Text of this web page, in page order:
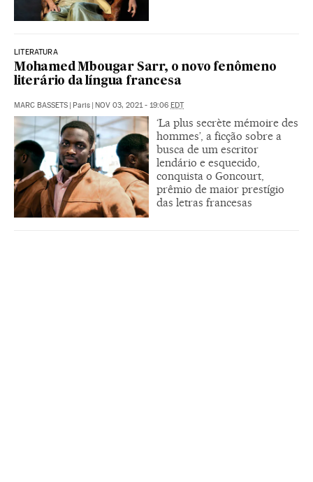
LITERATURA
Mohamed Mbougar Sarr, o novo fenômeno
literário da língua francesa
MARC BASSETS | Paris | NOV 03, 2021 - 19:06 EDT
‘La plus secrète mémoire des
hommes’, a ficção sobre a
busca de um escritor
lendário e esquecido,
conquista o Goncourt,
prêmio de maior prestígio
das letras francesas